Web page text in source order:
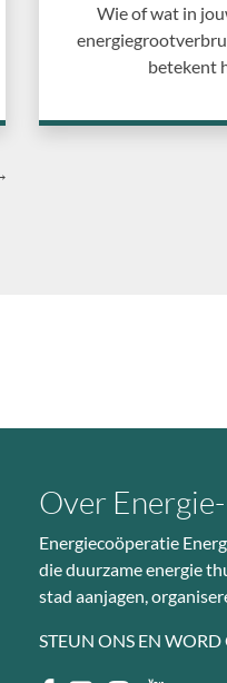
Wie of wat in
betekent
Over
Energiecoöperatie
die duurzame energie
stad aanjagen,
STEUN ONS EN